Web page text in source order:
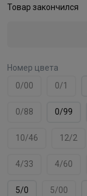
Товар закончился
Номер цвета
0/00
0/1
0/88 0/99
10/46 12/2
4/33 4/60
5/0 5/00